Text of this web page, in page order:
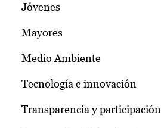
Jóvenes
Mayores
Medio Ambiente
Tecnología e innovación
Transparencia y participación